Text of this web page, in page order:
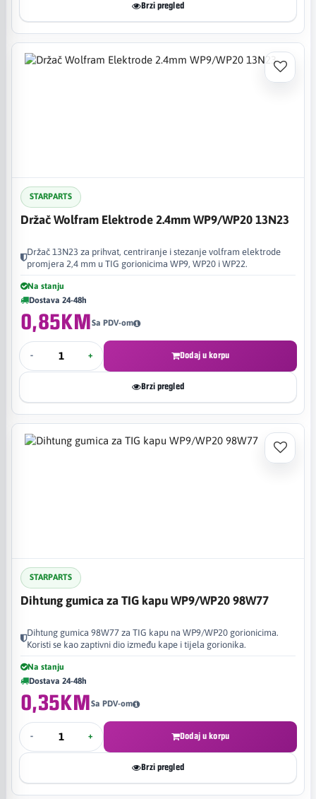
Brzi pregled
STARPARTS
Držač Wolfram Elektrode 2.4mm WP9/WP20 13N23
Držač 13N23 za prihvat, centriranje i stezanje volfram elektrode
promjera 2,4 mm u TIG gorionicima WP9, WP20 i WP22.
Na stanju
Dostava 24-48h
0,85KMSa PDV-om
- + Dodaj u korpu
Brzi pregled
STARPARTS
Dihtung gumica za TIG kapu WP9/WP20 98W77
Dihtung gumica 98W77 za TIG kapu na WP9/WP20 gorionicima.
Koristi se kao zaptivni dio između kape i tijela gorionika.
Na stanju
Dostava 24-48h
0,35KMSa PDV-om
- + Dodaj u korpu
Brzi pregled